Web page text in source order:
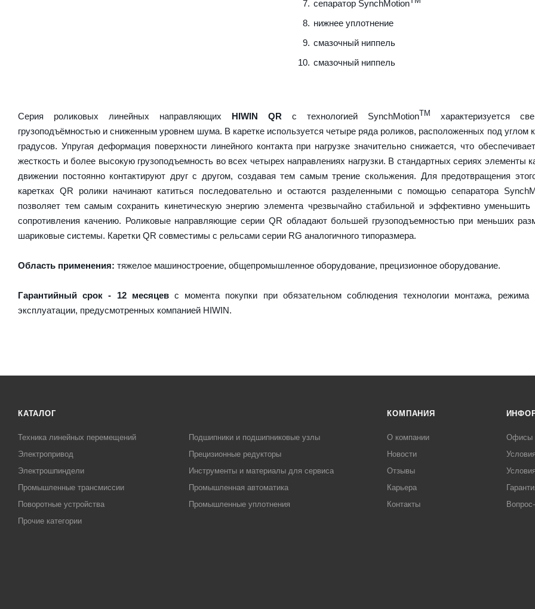
сепаратор SynchMotion
нижнее уплотнение
смазочный ниппель
смазочный ниппель
Серия роликовых линейных направляющих HIWIN QR с технологией SynchMotion TM
характеризуется
грузоподъёмностью и сниженным уровнем шума. В каретке используется четыре ряда роликов, расположенных под углом
градусов. Упругая деформация поверхности линейного контакта при нагрузке значительно снижается, что
жесткость и более высокую грузоподъемность во всех четырех направлениях нагрузки. В стандартных сериях элементы
движении постоянно контактируют друг с другом, создавая тем самым трение скольжения. Для предотвращения
каретках QR ролики начинают катиться последовательно и остаются разделенными с помощью сепаратора
позволяет тем самым сохранить кинетическую энергию элемента чрезвычайно стабильной и эффективно уменьшить
сопротивления качению. Роликовые направляющие серии QR обладают большей грузоподъемностью при меньших
шариковые системы. Каретки QR совместимы с рельсами серии RG аналогичного типоразмера.
Область применения: тяжелое машиностроение, общепромышленное оборудование, прецизионное оборудование.
Гарантийный срок - 12 месяцевс момента покупки при обязательном соблюдения технологии монтажа, режима
эксплуатации, предусмотренных компанией HIWIN.
КАТАЛОГ
Техника линейных перемещений
Подшипники и подшипниковые узлы
Электропривод
Прецизионные редукторы
Электрошпиндели
Инструменты и материалы для сервиса
Промышленные трансмиссии
Промышленная автоматика
Поворотные устройства
Промышленные уплотнения
Прочие категории
КОМПАНИЯ
О компании
Новости
Отзывы
Карьера
Контакты
Офисы